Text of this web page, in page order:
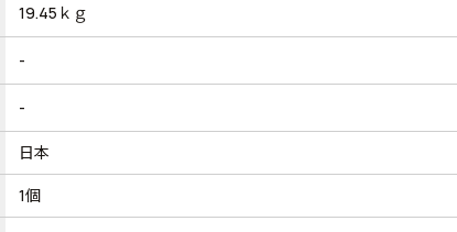
19.45ｋｇ
-
-
日本
1個